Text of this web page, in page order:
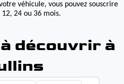
véhicule, vous pouvez souscrire
24 ou 36 mois.
découvrir à